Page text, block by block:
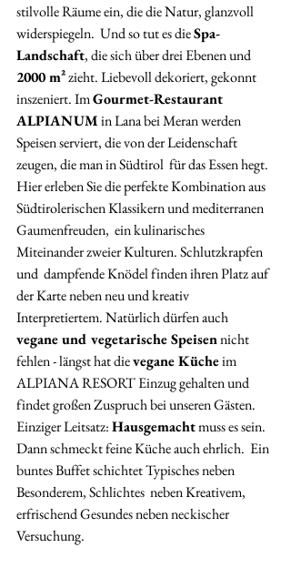
stilvolle Räume ein, die die Natur, glanzvoll
widerspiegeln.  Und so tut es die Spa-
Landschaft, die sich über drei Ebenen und
2000 m² zieht. Liebevoll dekoriert, gekonnt
inszeniert. Im Gourmet-Restaurant
ALPIANUM in Lana bei Meran werden
Speisen serviert, die von der Leidenschaft
zeugen, die man in Südtirol  für das Essen hegt.
Hier erleben Sie die perfekte Kombination aus
Südtirolerischen Klassikern und mediterranen
Gaumenfreuden,  ein kulinarisches
Miteinander zweier Kulturen. Schlutzkrapfen
und  dampfende Knödel finden ihren Platz auf
der Karte neben neu und kreativ
Interpretiertem. Natürlich dürfen auch
vegane und vegetarische Speisen nicht
fehlen - längst hat die vegane Küche im
ALPIANA RESORT Einzug gehalten und
findet großen Zuspruch bei unseren Gästen.
Einziger Leitsatz: Hausgemacht muss es sein.
Dann schmeckt feine Küche auch ehrlich.  Ein
buntes Buffet schichtet Typisches neben
Besonderem, Schlichtes  neben Kreativem,
erfrischend Gesundes neben neckischer
Versuchung.